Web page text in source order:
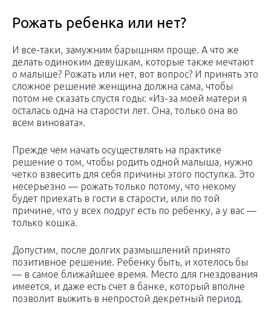
Рожать ребенка или нет?
И все-таки, замужним барышням проще. А что же
делать одиноким девушкам, которые также мечтают
о малыше? Рожать или нет, вот вопрос? И принять это
сложное решение женщина должна сама, чтобы
потом не сказать спустя годы: «Из-за моей матери я
осталась одна на старости лет. Она, только она во
всем виновата».
Прежде чем начать осуществлять на практике
решение о том, чтобы родить одной малыша, нужно
четко взвесить для себя причины этого поступка. Это
несерьезно — рожать только потому, что некому
будет приехать в гости в старости, или по той
причине, что у всех подруг есть по ребенку, а у вас —
только кошка.
Допустим, после долгих размышлений принято
позитивное решение. Ребенку быть, и хотелось бы
— в самое ближайшее время. Место для гнездования
имеется, и даже есть счет в банке, который вполне
позволит выжить в непростой декретный период.